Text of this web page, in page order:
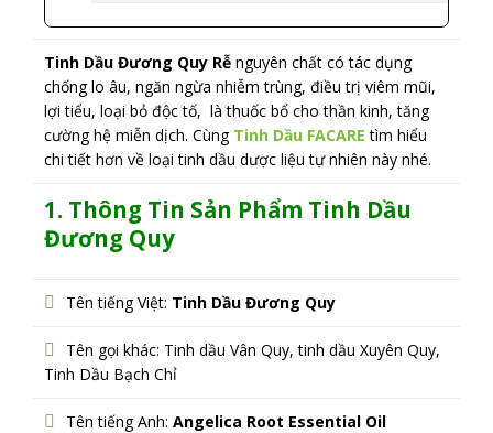
Tinh Dầu Đương Quy Rễ nguyên chất có tác dụng
chống lo âu, ngăn ngừa nhiễm trùng, điều trị viêm mũi,
lợi tiểu, loại bỏ độc tố, là thuốc bổ cho thần kinh, tăng
cường hệ miễn dịch. Cùng Tinh Dầu FACARE tìm hiểu
chi tiết hơn về loại tinh dầu dược liệu tự nhiên này nhé.
1. Thông Tin Sản Phẩm Tinh Dầu
Đương Quy
Tên tiếng Việt: Tinh Dầu Đương Quy
Tên gọi khác: Tinh dầu Vân Quy, tinh dầu Xuyên Quy,
Tinh Dầu Bạch Chỉ
Tên tiếng Anh: Angelica Root Essential Oil